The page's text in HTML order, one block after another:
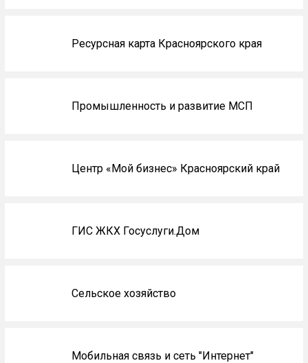
Ресурсная карта Красноярского края
Промышленность и развитие МСП
Центр «Мой бизнес» Красноярский край
ГИС ЖКХ Госуслуги.Дом
Сельское хозяйство
Мобильная связь и сеть "Интернет"